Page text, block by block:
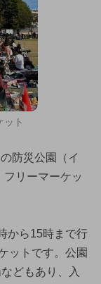
ット
防災公園（イ
リーマーケッ
から15時まで行
ットです。公園
どもあり、入